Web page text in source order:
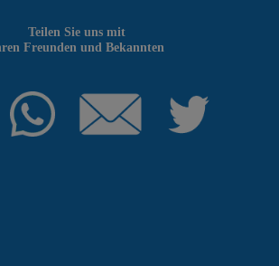
Teilen Sie uns mit
Freunden und Bekannten